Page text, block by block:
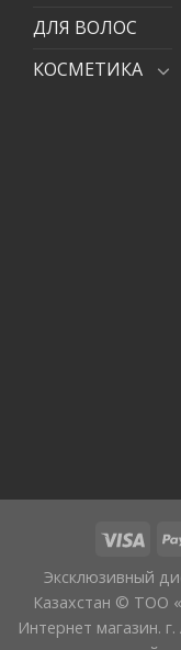
ДЛЯ ВОЛОС
КОСМЕТИКА
Эксклюзивный
Казахстан © ТОО
Интернет магазин.